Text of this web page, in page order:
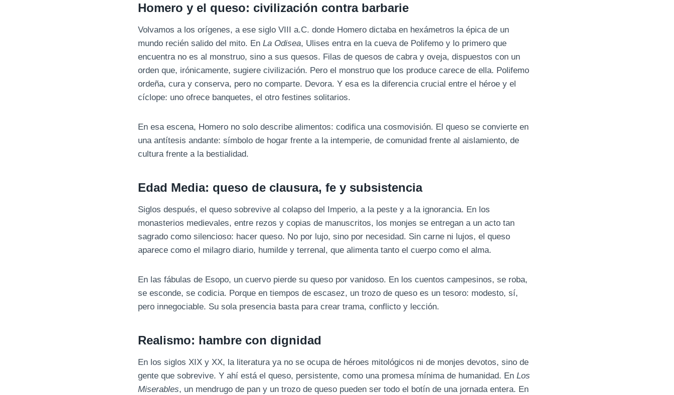
Homero y el queso: civilización contra barbarie
Volvamos a los orígenes, a ese siglo VIII a.C. donde Homero dictaba en hexámetros la épica de un
mundo recién salido del mito. En La Odisea, Ulises entra en la cueva de Polifemo y lo primero que
encuentra no es al monstruo, sino a sus quesos. Filas de quesos de cabra y oveja, dispuestos con un
orden que, irónicamente, sugiere civilización. Pero el monstruo que los produce carece de ella. Polifemo
ordeña, cura y conserva, pero no comparte. Devora. Y esa es la diferencia crucial entre el héroe y el
cíclope: uno ofrece banquetes, el otro festines solitarios.
En esa escena, Homero no solo describe alimentos: codifica una cosmovisión. El queso se convierte en
una antítesis andante: símbolo de hogar frente a la intemperie, de comunidad frente al aislamiento, de
cultura frente a la bestialidad.
Edad Media: queso de clausura, fe y subsistencia
Siglos después, el queso sobrevive al colapso del Imperio, a la peste y a la ignorancia. En los
monasterios medievales, entre rezos y copias de manuscritos, los monjes se entregan a un acto tan
sagrado como silencioso: hacer queso. No por lujo, sino por necesidad. Sin carne ni lujos, el queso
aparece como el milagro diario, humilde y terrenal, que alimenta tanto el cuerpo como el alma.
En las fábulas de Esopo, un cuervo pierde su queso por vanidoso. En los cuentos campesinos, se roba,
se esconde, se codicia. Porque en tiempos de escasez, un trozo de queso es un tesoro: modesto, sí,
pero innegociable. Su sola presencia basta para crear trama, conflicto y lección.
Realismo: hambre con dignidad
En los siglos XIX y XX, la literatura ya no se ocupa de héroes mitológicos ni de monjes devotos, sino de
gente que sobrevive. Y ahí está el queso, persistente, como una promesa mínima de humanidad. En Los
Miserables, un mendrugo de pan y un trozo de queso pueden ser todo el botín de una jornada entera. En